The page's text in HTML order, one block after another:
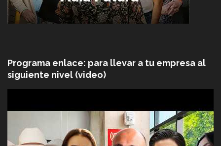
Programa enlace: para llevar a tu empresa al
siguiente nivel (video)